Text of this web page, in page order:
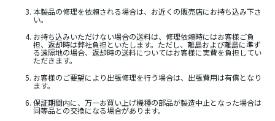
本製品の修理を依頼される場合は、お近くの販売店にお持ち込み下さ
い。
お持ち込みいただけない場合の送料は、修理依頼時にはお客様ご負
担、返却時は弊社負担といたします。ただし、離島および離島に準ず
る遠隔地の場合、返却時の送料についてはお客様に実費を負担してい
ただきます。
お客様のご要望により出張修理を行う場合は、出張費用は有償となり
ます。
保証期間内に、万一お買い上げ機種の部品が製造中止となった場合は
同等品との交換になる場合があります。